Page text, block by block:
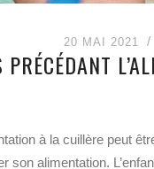
20 MAI 2021
PRÉCÉDANT
à la cuillère peut
son alimentation.